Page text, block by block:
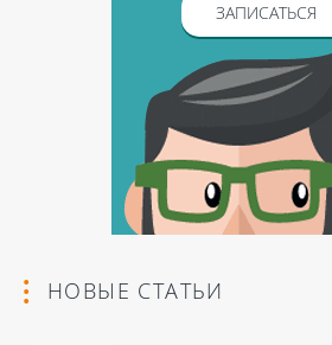
ЗАПИСАТЬСЯ
НОВЫЕ СТАТЬИ